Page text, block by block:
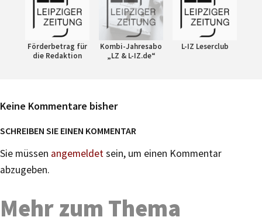
Förderbetrag für
die Redaktion
Kombi-Jahresabo
„LZ & L-IZ.de“
L-IZ Leserclub
Keine Kommentare bisher
SCHREIBEN SIE EINEN KOMMENTAR
Sie müssen angemeldetsein, um einen Kommentar
abzugeben.
Mehr zum Thema